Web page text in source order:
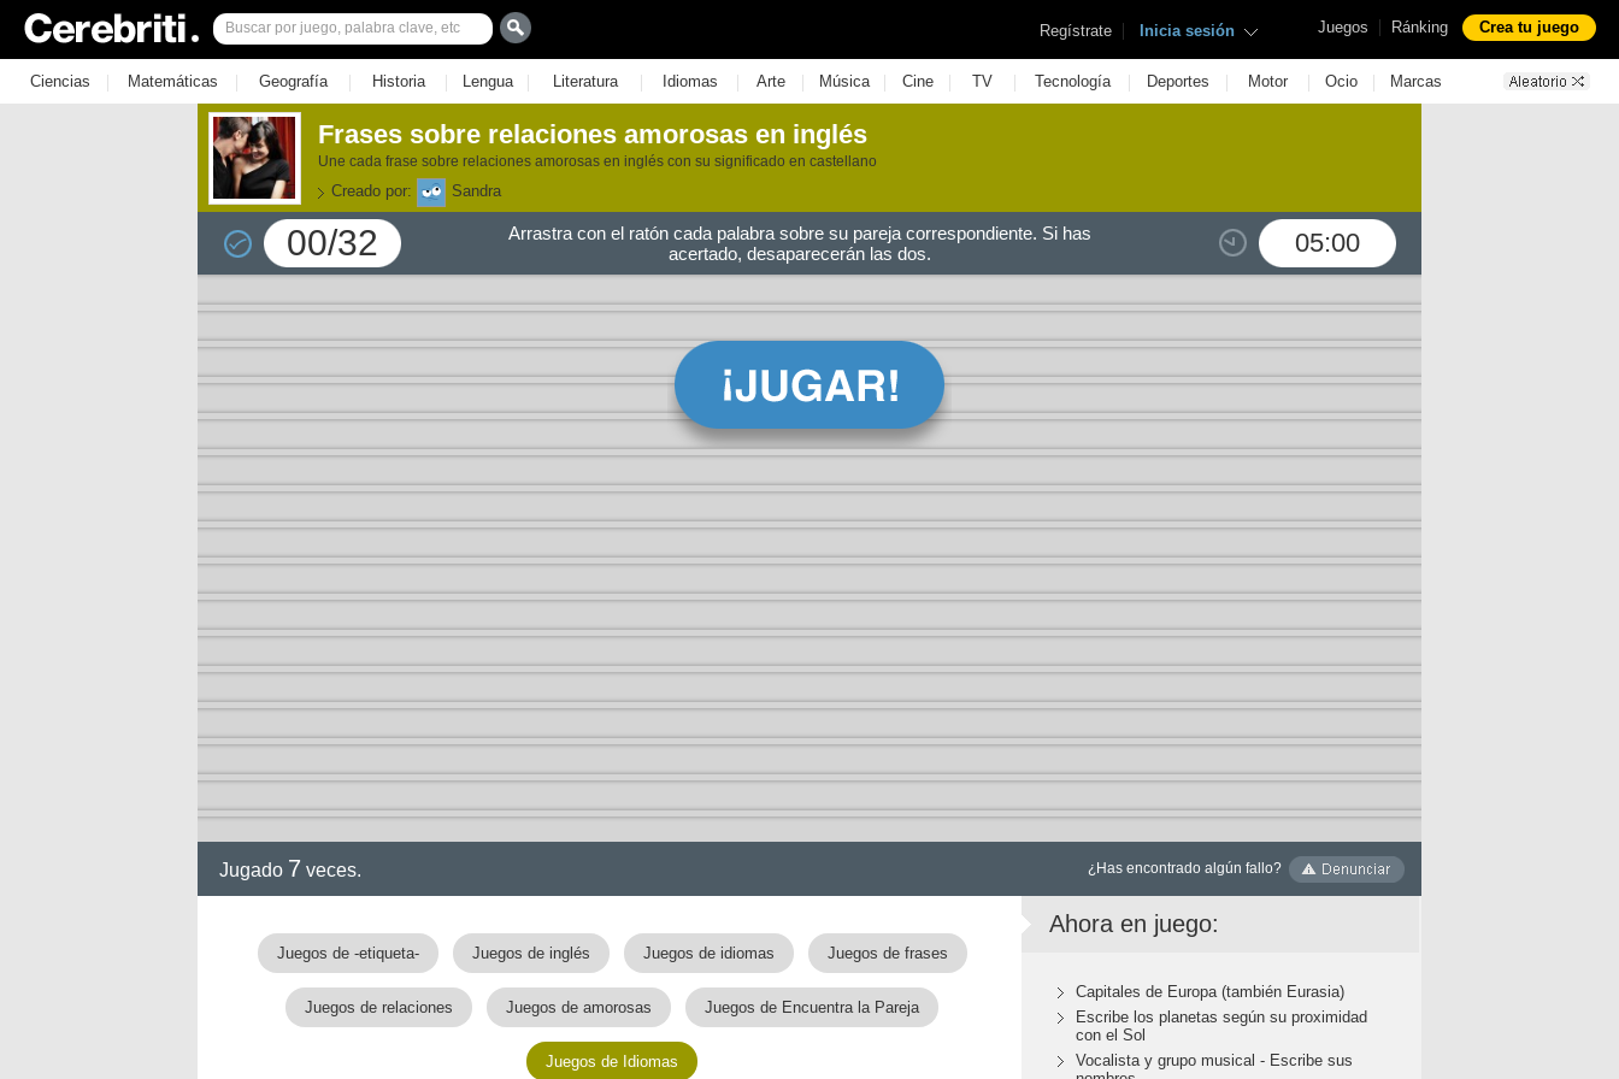
Juegos | Ránking Crea tu juego
Regístrate | Inicia sesión
Ciencias | Matemáticas | Geografía | Historia | Lengua | Literatura | Idiomas | Arte | Música | Cine | TV | Tecnología | Deportes | Motor | Ocio | Marcas
Frases sobre relaciones amorosas en inglés
Une cada frase sobre relaciones amorosas en inglés con su significado en castellano
Creado por: Sandra
00/32 05:00
Arrastra con el ratón cada palabra sobre su pareja correspondiente. Si has
acertado, desaparecerán las dos.
Jugado 7 veces. ¿Has encontrado algún fallo?
Juegos de -etiqueta- Juegos de inglés Juegos de idiomas Juegos de frases
Juegos de relaciones Juegos de amorosas Juegos de Encuentra la Pareja
Juegos de Idiomas
Ahora en juego:
Capitales de Europa (también Eurasia)
Escribe los planetas según su proximidad
con el Sol
Vocalista y grupo musical - Escribe sus